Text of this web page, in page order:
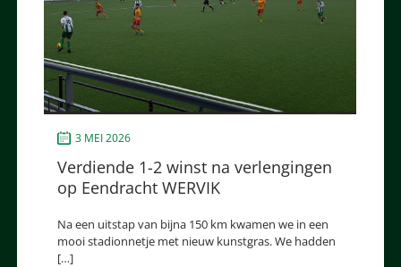
3 MEI 2026
Verdiende 1-2 winst na verlengingen
op Eendracht WERVIK
Na een uitstap van bijna 150 km kwamen we in een
mooi stadionnetje met nieuw kunstgras. We hadden
[…]